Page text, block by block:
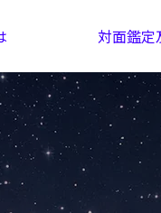
対面鑑定